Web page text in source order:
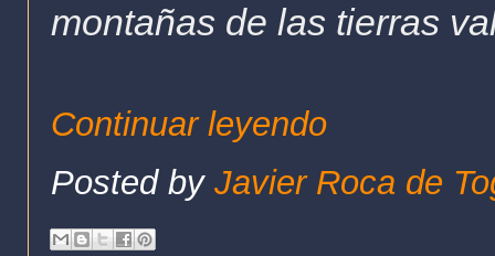
montañas de las tierras
Continuar leyendo
Posted by Javier Roca de